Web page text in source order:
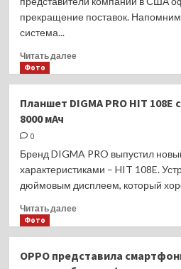
флагманский
смартфонов
года
прекращение поставок.
система...
Читать далееПрочитать
прекратил
EOS
Фото
Планшет DIGMA PRO HIT
8000 мАч
0
Бренд DIGMA PRO выпустил
характеристиками – HIT 108E.
дюймовым дисплеем, который
Читать далееПрочитать
DIGMA
Фото
OPPO представила